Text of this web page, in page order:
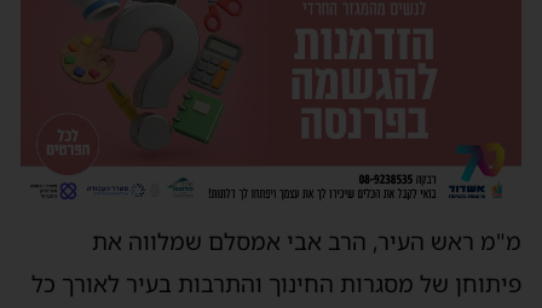
מ"מ ראש העיר, הרב אבי אמסלם שמלווה את
פיתוחן של מסגרות החינוך והתרבות בעיר לאורך כל